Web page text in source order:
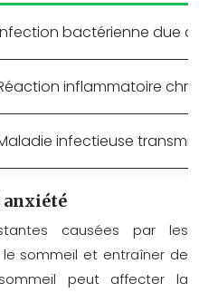
bactérienne due
inflammatoire
infectieuse
anxiété
causées par les
sommeil et entraîner de
peut affecter la